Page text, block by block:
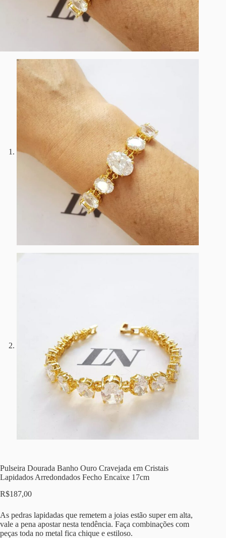
Pulseira Dourada Banho Ouro Cravejada em Cristais
Lapidados Arredondados Fecho Encaixe 17cm
R$187,00
As pedras lapidadas que remetem a joias estão super em alta,
vale a pena apostar nesta tendência. Faça combinações com
peças toda no metal fica chique e estiloso.